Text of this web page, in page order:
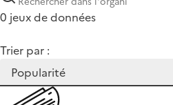
0 jeux de données
Trier par :